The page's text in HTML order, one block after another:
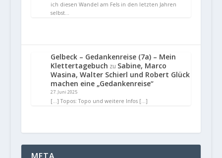
ich diesen Wandel am Fels in den letzten Jahren
selbst…
Gelbeck – Gedankenreise (7a) – Mein
Klettertagebuch zu Sabine, Marco
Wasina, Walter Schierl und Robert Glück
machen eine „Gedankenreise“
27. Juni 2025
[…] Topos: Topo und weitere Infos […]